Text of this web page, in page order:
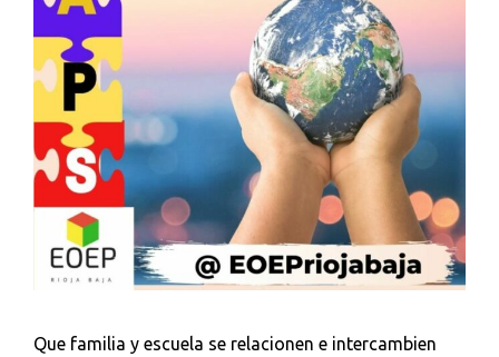
Que familia y escuela se relacionen e intercambien